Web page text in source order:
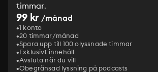
timmar.
99 kr /månad
1 konto
20 timmar/månad
Spara upp till 100 olyssnade timmar
Exklusivt innehåll
Avsluta när du vill
Obegränsad lyssning på podcasts